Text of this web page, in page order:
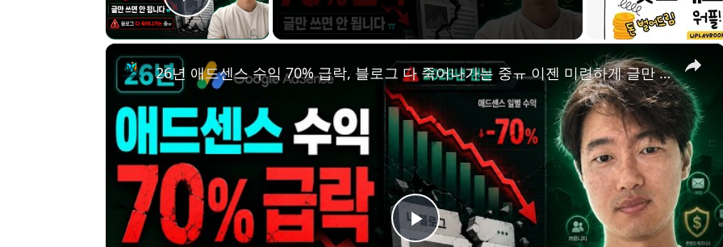
Play Video
×
26년 애드센스 수익 70% 급락, 블로그 다 죽어나가는 중ㅠ 이젠 미련하게 글만 쓰면 안 됩니다.